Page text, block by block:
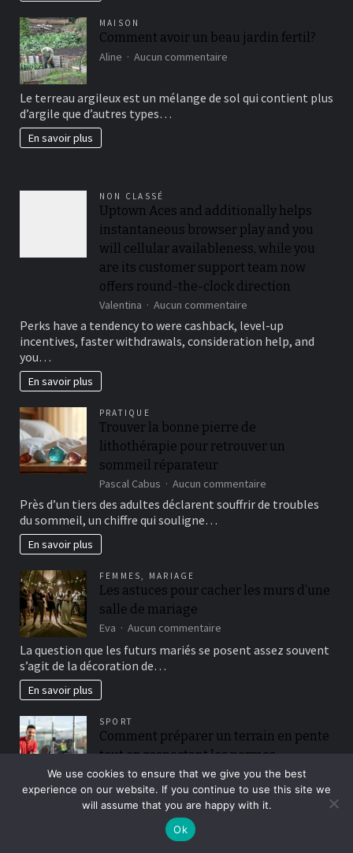
MAISON
Comment avoir un beau jardin fertil?
Aline Aucun commentaire
un
Le terreau argileux est un mélange de sol qui contient plus
d’argile que d’autres types…
En savoir plus
NON CLASSÉ
Uptown Aces and additionally helps
instantaneous browser play and you
will cellular availableness, while you
are its customer support team now
offers round-the-clock direction
Valentina Aucun commentaire
Uptown
Aces
and
and
you
availableness,
while
team
the-
clock
Perks have a tendency to were cashback, level-up
incentives, faster withdrawals, consideration help, and
you…
En savoir plus
PRATIQUE
Trouver la bonne pierre de
lithothérapie pour retrouver un
sommeil réparateur
Pascal Cabus Aucun commentaire
Trouver
la
retrouver
Près d’un tiers des adultes déclarent souffrir de troubles
du sommeil, un chiffre qui souligne…
En savoir plus
FEMMES MARIAGE
Les astuces pour cacher les murs d’une
salle de mariage
Eva Aucun commentaire
astuces
salle
de
mariage
La question que les futurs mariés se posent assez souvent
s’agit de la décoration de…
En savoir plus
SPORT
Comment préparer un terrain en pente
tout en respectant les normes
construction court de padel ?
Elowen Faelnor Aucun commentairesur
Construire un terrain de padel sur une parcelle inclinée
demande une préparation particulièrement rigoureuse.
We use cookies to ensure that we give you the best
experience on our website. If you continue to use this site we
will assume that you are happy with it.
Ok